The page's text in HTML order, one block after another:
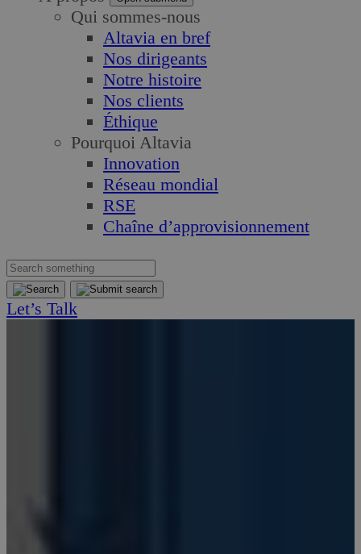
Qui sommes-nous
Altavia en bref
Nos dirigeants
Notre histoire
Nos clients
Éthique
Pourquoi Altavia
Innovation
Réseau mondial
RSE
Chaîne d’approvisionnement
Let’s Talk